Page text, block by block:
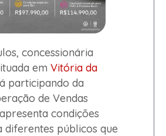
concessionária
em Vitória da
participando da
de Vendas
condições
diferentes públicos que